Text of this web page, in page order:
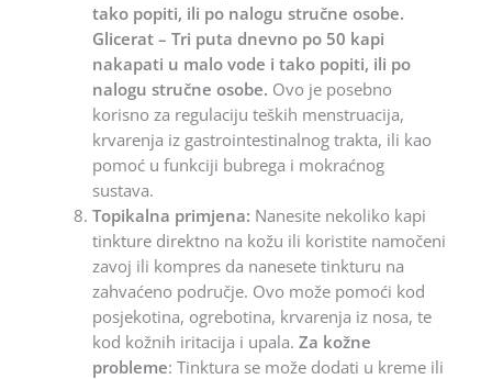
tako popiti, ili po nalogu stručne osobe.
Glicerat – Tri puta dnevno po 50 kapi
nakapati u malo vode i tako popiti, ili po
nalogu stručne osobe. Ovo je posebno
korisno za regulaciju teških menstruacija,
krvarenja iz gastrointestinalnog trakta, ili kao
pomoć u funkciji bubrega i mokraćnog
sustava.
Topikalna primjena: Nanesite nekoliko kapi
tinkture direktno na kožu ili koristite namočeni
zavoj ili kompres da nanesete tinkturu na
zahvaćeno područje. Ovo može pomoći kod
posjekotina, ogrebotina, krvarenja iz nosa, te
kod kožnih iritacija i upala. Za kožne
probleme: Tinktura se može dodati u kreme ili